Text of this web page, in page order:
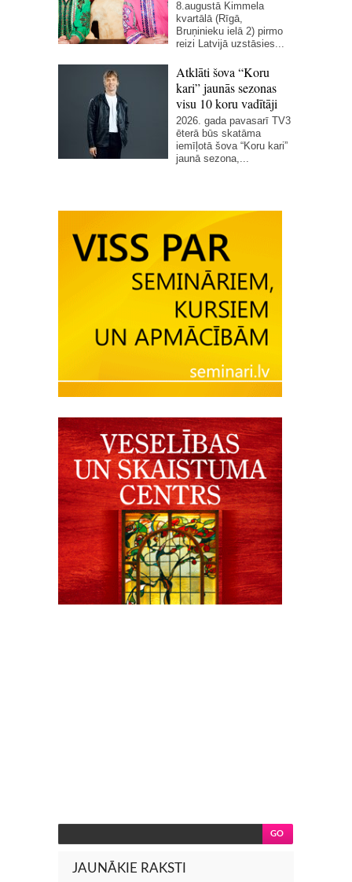
8.augustā Kimmela
kvartālā (Rīgā,
Bruņinieku ielā 2) pirmo
reizi Latvijā uzstāsies...
Atklāti šova “Koru
kari” jaunās sezonas
visu 10 koru vadītāji
2026. gada pavasarī TV3
ēterā būs skatāma
iemīļotā šova “Koru kari”
jaunā sezona,...
JAUNĀKIE RAKSTI